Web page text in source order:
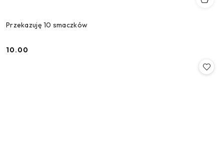
Przekazuję 10 smaczków
Cena:
10.00